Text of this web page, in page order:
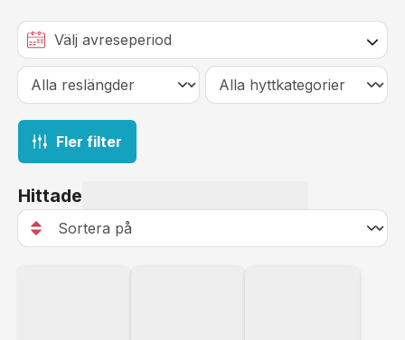
Fler filter
Hittade